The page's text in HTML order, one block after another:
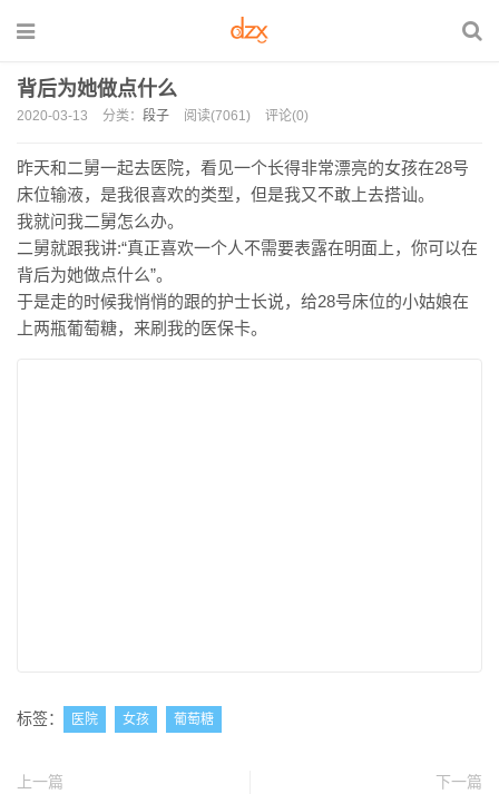
背后为她做点什么
2020-03-13 分类： 段子 阅读(7061) 评论(0)
昨天和二舅一起去医院，看见一个长得非常漂亮的女孩在28号
床位输液，是我很喜欢的类型，但是我又不敢上去搭讪。
我就问我二舅怎么办。
二舅就跟我讲:“真正喜欢一个人不需要表露在明面上，你可以在
背后为她做点什么”。
于是走的时候我悄悄的跟的护士长说，给28号床位的小姑娘在
上两瓶葡萄糖，来刷我的医保卡。
标签： 医院 女孩 葡萄糖
上一篇
下一篇